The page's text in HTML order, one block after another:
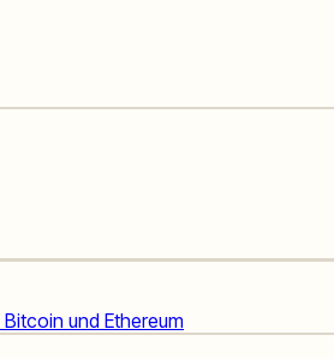
und Ethereum